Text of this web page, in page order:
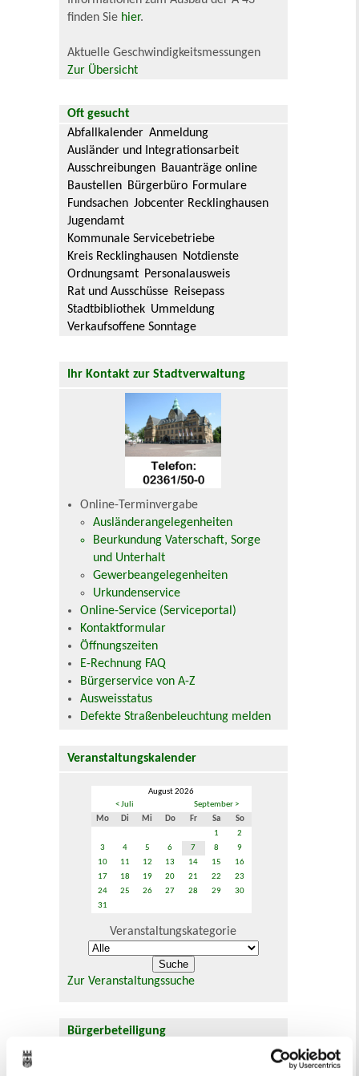
finden Sie hier.
Aktuelle Geschwindigkeitsmessungen
Zur Übersicht
Oft gesucht
Abfallkalender Anmeldung
Ausländer und Integrationsarbeit
Ausschreibungen Bauanträge online
Baustellen Bürgerbüro Formulare
Fundsachen Jobcenter Recklinghausen
Jugendamt
Kommunale Servicebetriebe
Kreis Recklinghausen Notdienste
Ordnungsamt Personalausweis
Rat und Ausschüsse Reisepass
Stadtbibliothek Ummeldung
Verkaufsoffene Sonntage
Ihr Kontakt zur Stadtverwaltung
Online-Terminvergabe
Ausländerangelegenheiten
Beurkundung Vaterschaft, Sorge
und Unterhalt
Gewerbeangelegenheiten
Urkundenservice
Online-Service (Serviceportal)
Kontaktformular
Öffnungszeiten
E-Rechnung FAQ
Bürgerservice von A-Z
Ausweisstatus
Defekte Straßenbeleuchtung melden
Veranstaltungskalender
August 2026
< Juli
September >
Mo
Di Mi Do Fr Sa
So
1
2
3
4 5 6 7 8
9
10
11 12 13 14 15
16
17
18 19 20 21 22
23
24
25 26 27 28 29
30
31
Veranstaltungskategorie
Zur Veranstaltungssuche
Bürgerbeteiligung